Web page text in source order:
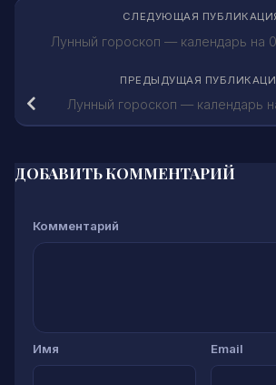
СЛЕДУЮЩАЯ
Лунный гороскоп — календарь на
ПРЕДЫДУЩАЯ
Лунный гороскоп — календарь
ДОБАВИТЬ КОММЕНТАРИЙ
Комментарий
Имя Email